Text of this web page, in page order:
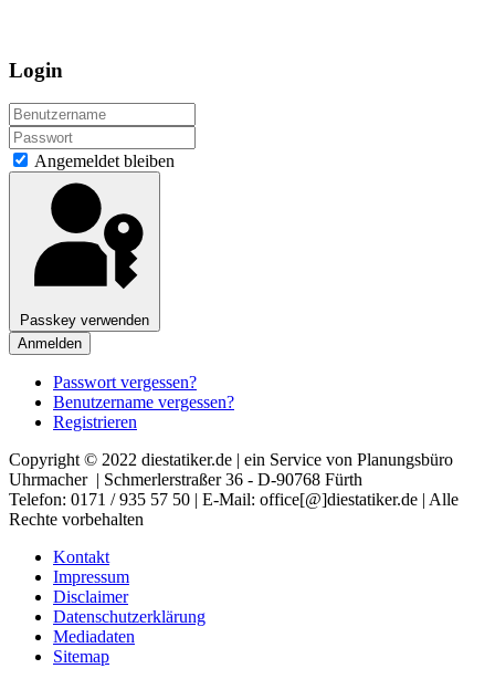
Login
Angemeldet bleiben
Passkey verwenden
Anmelden
Passwort vergessen?
Benutzername vergessen?
Registrieren
Copyright © 2022 diestatiker.de | ein Service von Planungsbüro
Uhrmacher | Schmerlerstraßer 36 - D-90768 Fürth
Telefon: 0171 / 935 57 50 | E-Mail: office[@]diestatiker.de | Alle
Rechte vorbehalten
Kontakt
Impressum
Disclaimer
Datenschutzerklärung
Mediadaten
Sitemap